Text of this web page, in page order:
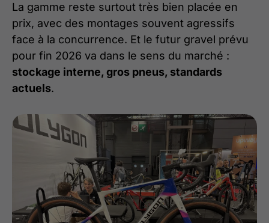
La gamme reste surtout très bien placée en
prix, avec des montages souvent agressifs
face à la concurrence. Et le futur gravel prévu
pour fin 2026 va dans le sens du marché :
stockage interne, gros pneus, standards
actuels.